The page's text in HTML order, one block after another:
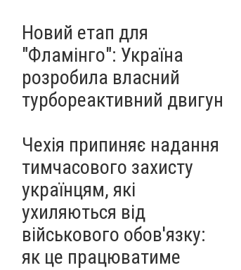
Новий етап для
"Фламінго": Україна
розробила власний
турбореактивний двигун
Чехія припиняє надання
тимчасового захисту
українцям, які
ухиляються від
військового обов'язку:
як це працюватиме